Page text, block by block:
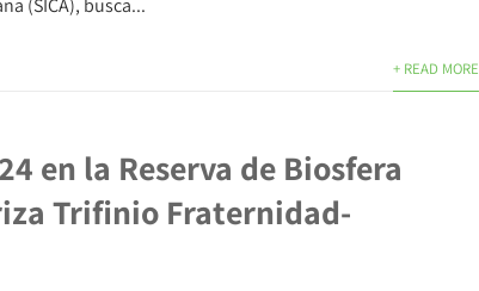
(SICA), busca...
+ READ MORE
en la Reserva de Biosfera
Trifinio Fraternidad-